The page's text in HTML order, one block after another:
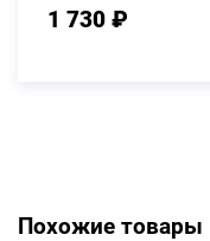
1 730 ₽
Похожие товары